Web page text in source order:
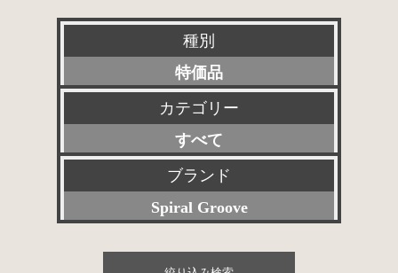
種別
特価品
新品
特選アクセサリー
委託販売品
その他委託販売品
カテゴリー
すべて
プリアンプ
パワーアンプ
プリメインアンプ
ブランド
Spiral Groove